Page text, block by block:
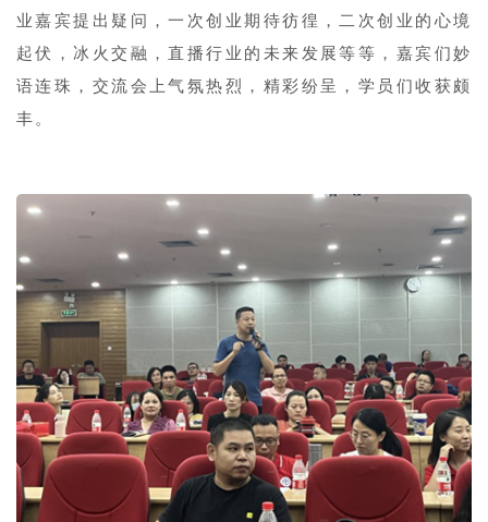
业嘉宾提出疑问，一次创业期待彷徨，二次创业的心境
起伏，冰火交融，直播行业的未来发展等等，嘉宾们妙
语连珠，交流会上气氛热烈，精彩纷呈，学员们收获颇
丰。